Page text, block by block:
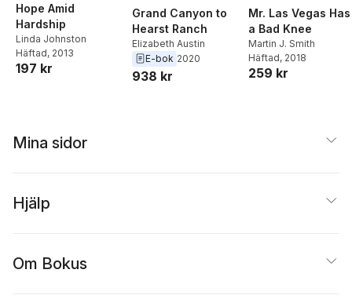
Hope Amid
Hardship
Linda Johnston
Häftad, 2013
197 kr
Grand Canyon to
Hearst Ranch
Elizabeth Austin
E-bok 2020
938 kr
Mr. Las Vegas Has
a Bad Knee
Martin J. Smith
Häftad, 2018
259 kr
Mina sidor
Hjälp
Om Bokus